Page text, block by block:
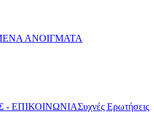
ΑΝΟΙΓΜΑΤΑ
- ΕΠΙΚΟΙΝΩΝΙΑΣυχνές Ερωτήσεις